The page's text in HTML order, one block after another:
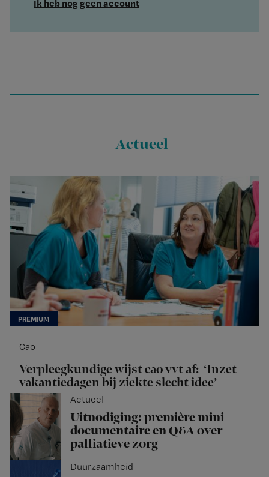
Ik heb nog geen account
Actueel
Cao
Verpleegkundige wijst cao vvt af: ‘Inzet
vakantiedagen bij ziekte slecht idee’
Actueel
Uitnodiging: première mini
documentaire en Q&A over
palliatieve zorg
Duurzaamheid